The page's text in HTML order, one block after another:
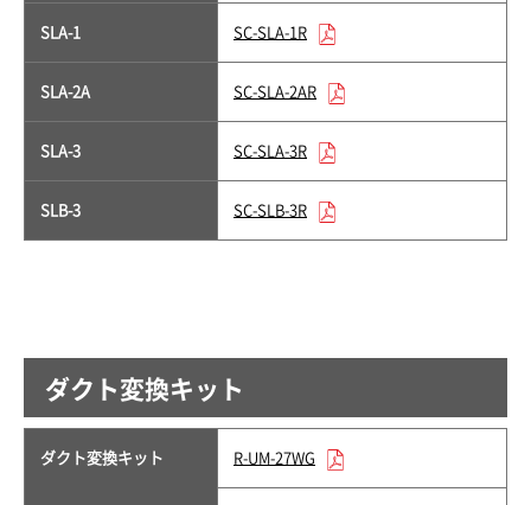
SLA-1 SC-SLA-1R
SLA-2A SC-SLA-2AR
SLA-3 SC-SLA-3R
SLB-3 SC-SLB-3R
ダクト変換キット
ダクト変換キット R-UM-27WG